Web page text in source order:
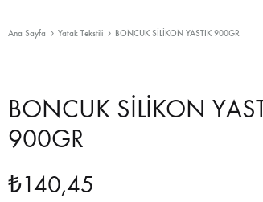
Ana Sayfa Yatak Tekstili BONCUK SİLİKON YASTIK 900GR
BONCUK SİLİKON
900GR
₺140,45